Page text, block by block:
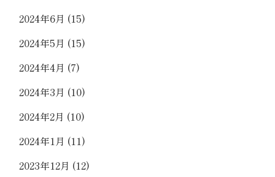
2024年6月 (15)
2024年5月 (15)
2024年4月 (7)
2024年3月 (10)
2024年2月 (10)
2024年1月 (11)
2023年12月 (12)